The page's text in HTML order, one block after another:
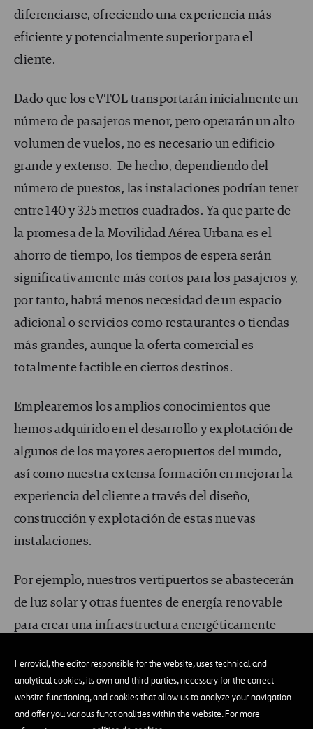
Ferrovial, the editor responsible for the website, uses technical and
analytical cookies, its own and third parties, necessary for the correct
website functioning, and cookies that allow us to analyze your navigation
and offer you various functionalities within the website. For more
diferenciarse, ofreciendo una experiencia más
eficiente y potencialmente superior para el
cliente.
Dado que los eVTOL transportarán inicialmente un
número de pasajeros menor, pero operarán un alto
volumen de vuelos, no es necesario un edificio
grande y extenso. De hecho, dependiendo del
número de puestos, las instalaciones podrían tener
entre 140 y 325 metros cuadrados. Ya que parte de
la promesa de la Movilidad Aérea Urbana es el
ahorro de tiempo, los tiempos de espera serán
significativamente más cortos para los pasajeros y,
por tanto, habrá menos necesidad de un espacio
adicional o servicios como restaurantes o tiendas
más grandes, aunque la oferta comercial es
totalmente factible en ciertos destinos.
Emplearemos los amplios conocimientos que
hemos adquirido en el desarrollo y explotación de
algunos de los mayores aeropuertos del mundo,
así como nuestra extensa formación en mejorar la
experiencia del cliente a través del diseño,
construcción y explotación de estas nuevas
instalaciones.
Por ejemplo, nuestros vertipuertos se abastecerán
de luz solar y otras fuentes de energía renovable
para crear una infraestructura energéticamente
externa procederá de fuentes respetuosas con el
medio ambiente, lo que permitirá reducir a cero las
emisiones de carbono para mejorar aún más la